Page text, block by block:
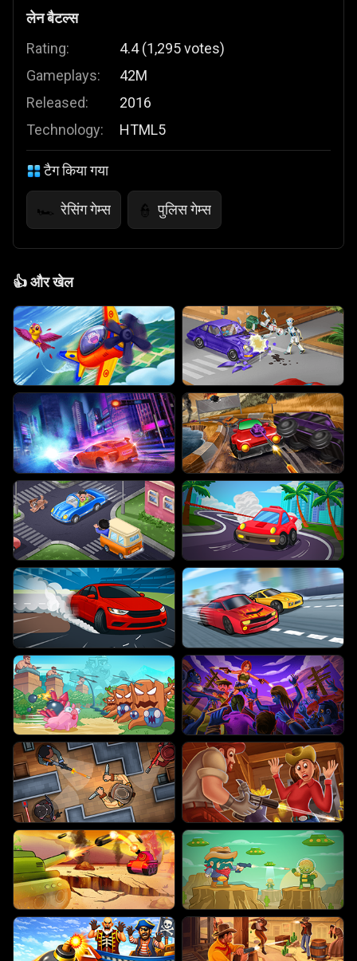
लेन बैटल्स
Rating:
Gameplays:
Released:
Technology:
4.4 (1,295votes)
42M
2016
HTML5
टैग किया गया
🏎️ रेसिंग गेम्स 👮 पुलिस गेम्स
👍और खेल